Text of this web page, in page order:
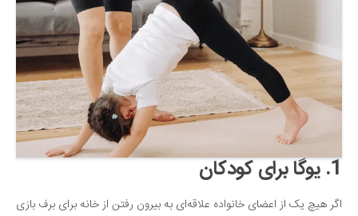
طنز
فال
مسابقه
1. یوگا برای کودکان
اگر هیچ یک از اعضای خانواده علاقه‌ای به بیرون رفتن از خانه برای برف بازی